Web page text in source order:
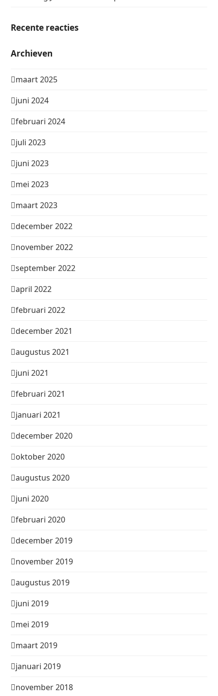
Recente reacties
Archieven
maart 2025
juni 2024
februari 2024
juli 2023
juni 2023
mei 2023
maart 2023
december 2022
november 2022
september 2022
april 2022
februari 2022
december 2021
augustus 2021
juni 2021
februari 2021
januari 2021
december 2020
oktober 2020
augustus 2020
juni 2020
februari 2020
december 2019
november 2019
augustus 2019
juni 2019
mei 2019
maart 2019
januari 2019
november 2018